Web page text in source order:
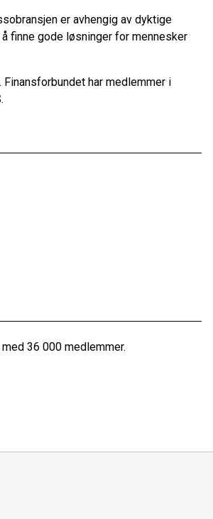
er avhengig av dyktige
finne gode løsninger for mennesker
har medlemmer i
36 000 medlemmer.